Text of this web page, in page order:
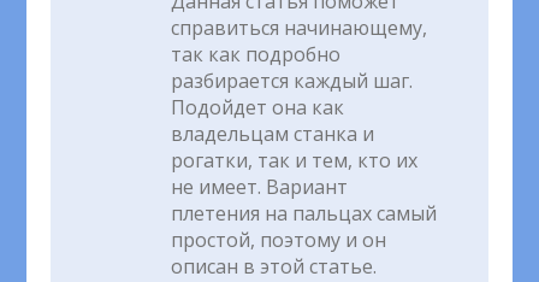
справиться начинающему,
так как подробно
разбирается каждый шаг.
Подойдет она как
владельцам станка и
рогатки, так и тем, кто их
не имеет. Вариант
плетения на пальцах самый
простой, поэтому и он
описан в этой статье.